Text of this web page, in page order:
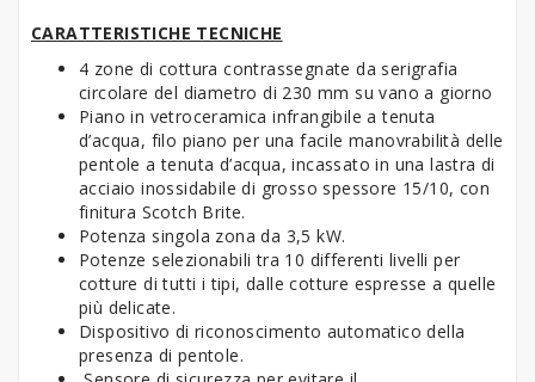
CARATTERISTICHE TECNICHE
4 zone di cottura contrassegnate da serigrafia
circolare del diametro di 230 mm su vano a giorno
Piano in vetroceramica infrangibile a tenuta
d’acqua, filo piano per una facile manovrabilità delle
pentole a tenuta d’acqua, incassato in una lastra di
acciaio inossidabile di grosso spessore 15/10, con
finitura Scotch Brite.
Potenza singola zona da 3,5 kW.
Potenze selezionabili tra 10 differenti livelli per
cotture di tutti i tipi, dalle cotture espresse a quelle
più delicate.
Dispositivo di riconoscimento automatico della
presenza di pentole.